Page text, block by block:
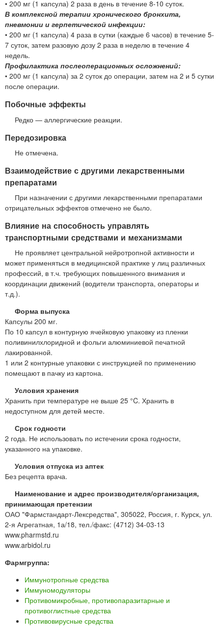
• 200 мг (1 капсула) 2 раза в день в течение 8-10 суток.
В комплексной терапии хронического бронхита,
пневмонии и герпетической инфекции:
• 200 мг (1 капсула) 4 раза в сутки (каждые 6 часов) в течение 5-
7 суток, затем разовую дозу 2 раза в неделю в течение 4
недель.
Профилактика послеоперационных осложнений:
• 200 мг (1 капсула) за 2 суток до операции, затем на 2 и 5 сутки
после операции.
Побочные эффекты
Редко — аллергические реакции.
Передозировка
Не отмечена.
Взаимодействие с другими лекарственными
препаратами
При назначении с другими лекарственными препаратами
отрицательных эффектов отмечено не было.
Влияние на способность управлять
транспортными средствами и механизмами
Не проявляет центральной нейротропной активности и
может применяться в медицинской практике у лиц различных
профессий, в т.ч. требующих повышенного внимания и
координации движений (водители транспорта, операторы и
т.д.).
Форма выпуска
Капсулы 200 мг.
По 10 капсул в контурную ячейковую упаковку из пленки
поливинилхлоридной и фольги алюминиевой печатной
лакированной.
1 или 2 контурные упаковки с инструкцией по применению
помещают в пачку из картона.
Условия хранения
Хранить при температуре не выше 25 °C. Хранить в
недоступном для детей месте.
Срок годности
2 года. Не использовать по истечении срока годности,
указанного на упаковке.
Условия отпуска из аптек
Без рецепта врача.
Наименование и адрес производителя/организация,
принимающая претензии
ОАО "Фармстандарт-Лексредства", 305022, Россия, г. Курск, ул.
2-я Агрегатная, 1а/18, тел./факс: (4712) 34-03-13
www.pharmstd.ru
www.arbidol.ru
Фармгруппа:
Иммунотропные средства
Иммуномодуляторы
Противомикробные, противопаразитарные и
противоглистные средства
Противовирусные средства